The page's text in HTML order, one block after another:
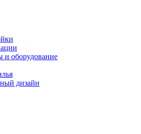
и оборудование
дизайн